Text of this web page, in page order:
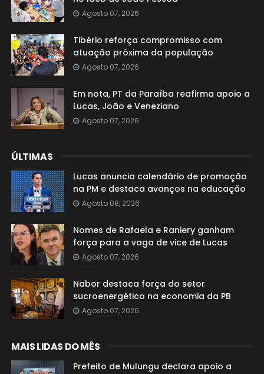
Agosto 07, 2026
Tibério reforça compromisso com
atuação próxima da população
Agosto 07, 2026
Em nota, PT da Paraíba reafirma apoio a
Lucas, João e Veneziano
Agosto 07, 2026
ÚLTIMAS
Lucas anuncia calendário de promoção
na PM e destaca avanços na educação
Agosto 08, 2026
Nomes de Rafaela e Raniery ganham
força para a vaga de vice de Lucas
Agosto 07, 2026
Nabor destaca força do setor
sucroenergético na economia da PB
Agosto 07, 2026
MAIS LIDAS DO MÊS
Prefeito de Mulungu declara apoio a